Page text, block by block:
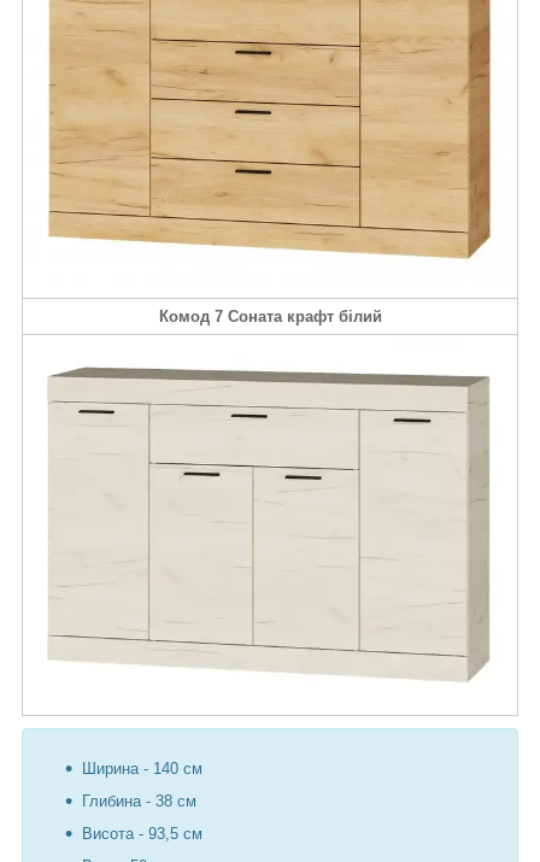
Комод 7 Соната крафт білий
Ширина - 140 см
Глибина - 38 см
Висота - 93,5 см